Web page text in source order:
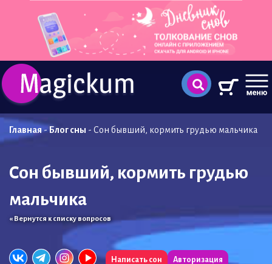
Главная-Блог сны - Сон бывший, кормить грудью мальчика
Сон бывший, кормить грудью
мальчика
« Вернутся к списку вопросов
Написать сон Авторизация